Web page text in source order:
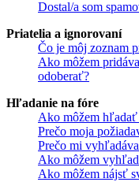
Dostal/a som
Priatelia a ignorovaní
Čo je môj zoznam
Ako môžem
odoberať?
Hľadanie na fóre
Ako môžem hľadať
Prečo moja
Prečo mi
Ako môžem
Ako môžem nájsť